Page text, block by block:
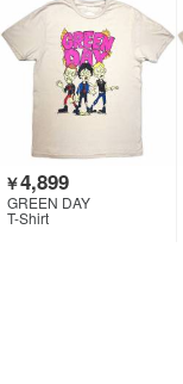
￥4,899
GREEN DAY
T-Shirt